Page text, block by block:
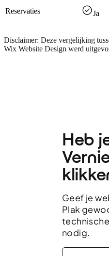
Reservaties Ja
Disclaimer: Deze vergelijking
Wix Website Design werd
Heb
Geef je
Plak
nodig.